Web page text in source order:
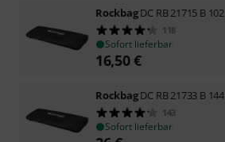
RockbagDC RB 21715 B 102
118
Sofort lieferbar
16,50€
RockbagDC RB 21733 B 144
143
Sofort lieferbar